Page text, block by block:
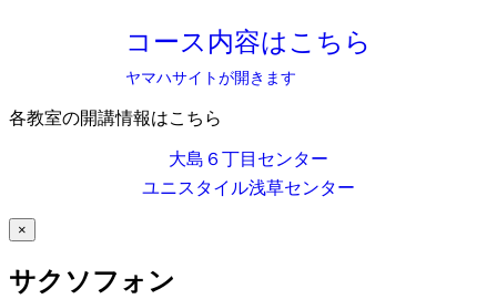
コース内容はこちら
ヤマハサイトが開きます
各教室の開講情報はこちら
大島６丁目センター
ユニスタイル浅草センター
×
サクソフォン